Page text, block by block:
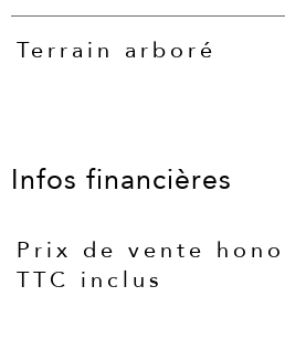
Terrain arboré
Infos financières
Caractéristiques Valeurs
Prix de vente
TTC inclus